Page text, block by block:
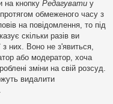
на кнопку Редагувати у
обмеженого часу з
на повідомлення, то під
скільки разів ви
з них. Воно не з'явиться,
або модератор, хоча
зміни на свій розсуд.
видалити